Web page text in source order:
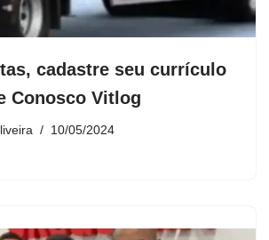
cadastre seu currículo
Conosco Vitlog
10/05/2024